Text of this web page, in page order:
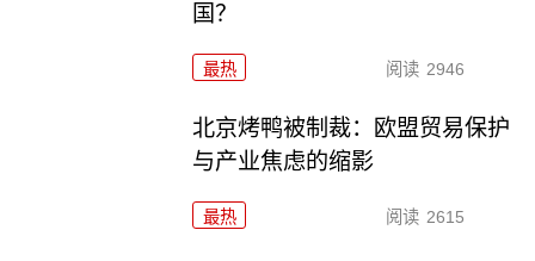
国？
最热 阅读 2946
北京烤鸭被制裁：欧盟贸易保护
与产业焦虑的缩影
最热 阅读 2615